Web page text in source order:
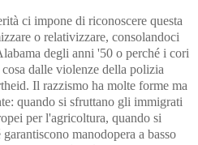
ci impone di riconoscere questa
o relativizzare, consolandoci
degli anni '50 o perché i cori
dalle violenze della polizia
Il razzismo ha molte forme ma
quando si sfruttano gli immigrati
per l'agricoltura, quando si
manodopera a basso